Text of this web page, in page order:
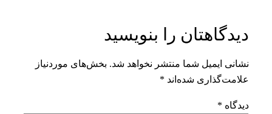
دیدگاهتان را بنویسید
نشانی ایمیل شما منتشر نخواهد شد. بخش‌های موردنیاز
علامت‌گذاری شده‌اند *
دیدگاه *